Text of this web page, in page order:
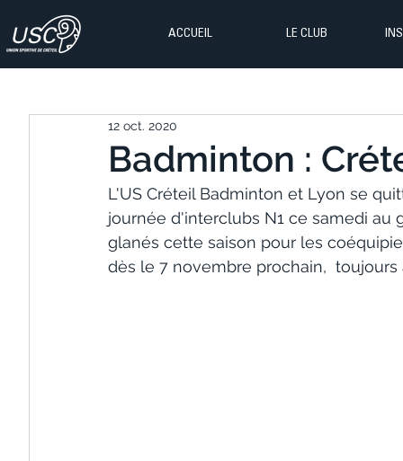
ACCUEIL LE CLUB
Badminton :
12 oct. 2020
L'US Créteil Badminton et Lyon se
journée d'interclubs N1 ce samedi au
glanés cette saison pour les
dès le 7 novembre prochain,  toujours